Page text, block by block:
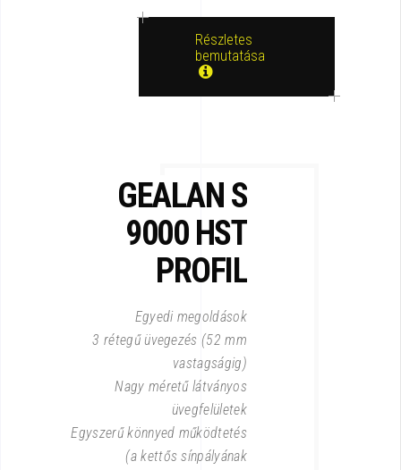
Részletes
bemutatása
GEALAN S
9000HST
PROFIL
Egyedi megoldások
3 rétegű üvegezés (52 mm
vastagságig)
Nagy méretű látványos
üvegfelületek
Egyszerű könnyed működtetés
(a kettős sínpályának